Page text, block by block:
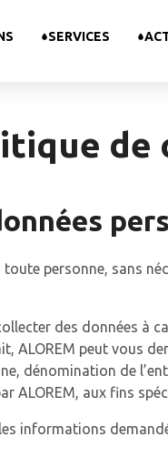
SERVICES
toute personne, sans
des données à
ALOREM peut vous
dénomination de
ALOREM, aux fins
informations